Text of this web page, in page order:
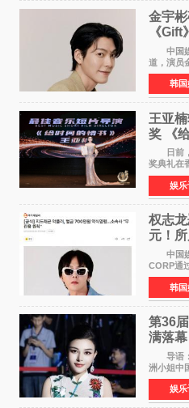
金宇
《
球队
中国娱
道，演员
预计将
本剧改
故后获得
韩国
王亚
奖 《
客》
日前，
奖典礼在
李东学等
亚楠凭
影《旗袍
娱乐
权志
元！
号也
中国娱
CORP通
龙的名誉
害、散
法律应
韩国
第36
满落
导语：
洲小姐中
官。整场
美丽代
颠覆性突
娱乐